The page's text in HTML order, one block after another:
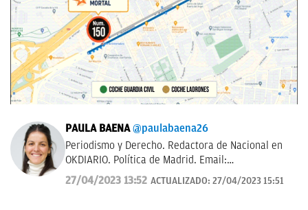
PAULA BAENA @paulabaena26
Periodismo y Derecho. Redactora de Nacional en
OKDIARIO. Política de Madrid. Email:
paula.baena@okdiario.com
27/04/2023 13:52 ACTUALIZADO: 27/04/2023 15:51